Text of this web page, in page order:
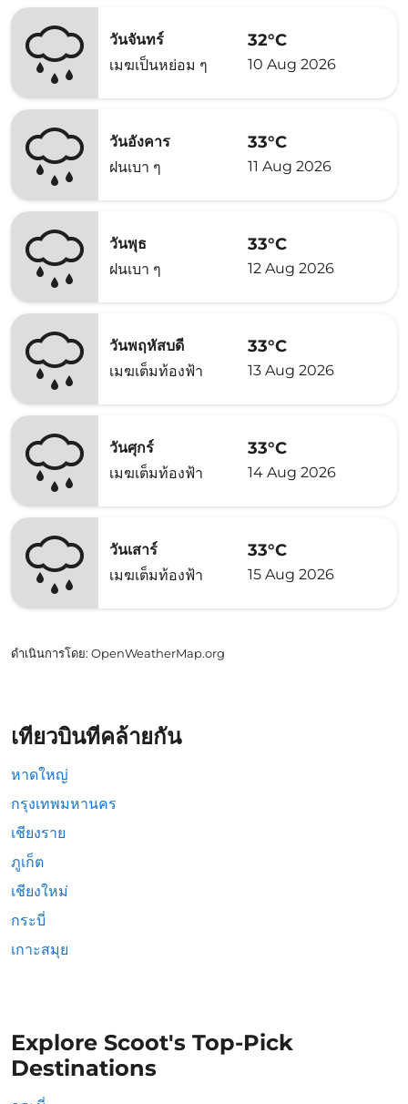
วันจันทร์
เมฆเป็นหย่อม ๆ
32°C
10 Aug 2026
วันอังคาร
ฝนเบา ๆ
33°C
11 Aug 2026
วันพุธ
ฝนเบา ๆ
33°C
12 Aug 2026
วันพฤหัสบดี
เมฆเต็มท้องฟ้า
33°C
13 Aug 2026
วันศุกร์
เมฆเต็มท้องฟ้า
33°C
14 Aug 2026
วันเสาร์
เมฆเต็มท้องฟ้า
33°C
15 Aug 2026
ดำเนินการโดย: OpenWeatherMap.org
เที่ยวบินที่คล้ายกัน
หาดใหญ่
กรุงเทพมหานคร
เชียงราย
ภูเก็ต
เชียงใหม่
กระบี่
เกาะสมุย
Explore Scoot's Top-Pick
Destinations